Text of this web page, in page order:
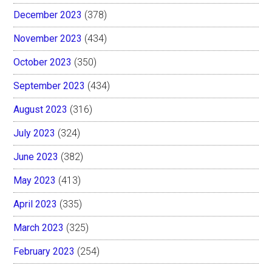
December 2023 (378)
November 2023 (434)
October 2023 (350)
September 2023 (434)
August 2023 (316)
July 2023 (324)
June 2023 (382)
May 2023 (413)
April 2023 (335)
March 2023 (325)
February 2023 (254)